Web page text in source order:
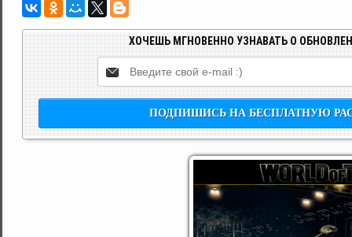
ХОЧЕШЬ МГНОВЕННО УЗНАВАТЬ О